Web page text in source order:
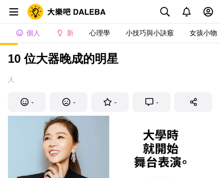
個人 新 心理學 小技巧與小訣竅 女孩小物
10 位大器晚成的明星
人
- - - -